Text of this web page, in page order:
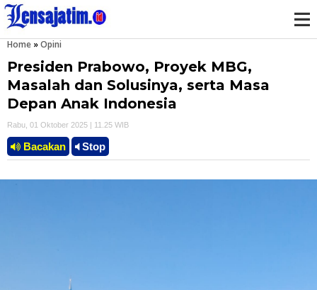
Home »Opini
Presiden Prabowo, Proyek MBG,
Masalah dan Solusinya, serta Masa
Depan Anak Indonesia
Rabu, 01 Oktober 2025 | 11.25 WIB
Bacakan Stop